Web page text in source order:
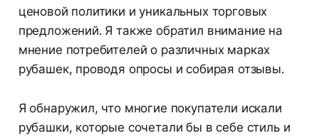
ценовой политики и уникальных торговых
предложений. Я также обратил внимание на
мнение потребителей о различных марках
рубашек, проводя опросы и собирая отзывы.
Я обнаружил, что многие покупатели искали
рубашки, которые сочетали бы в себе стиль и